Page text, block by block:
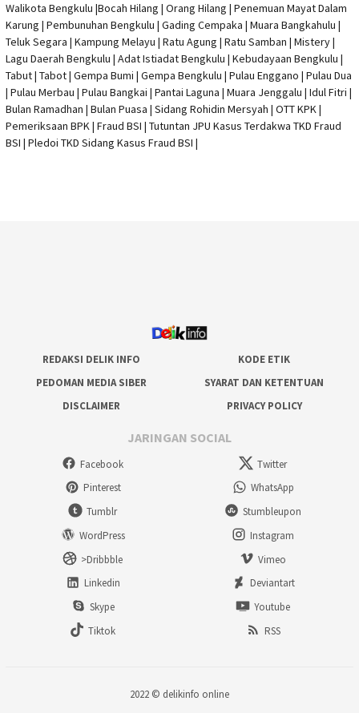
Walikota Bengkulu |Bocah Hilang | Orang Hilang | Penemuan Mayat Dalam
Karung | Pembunuhan Bengkulu | Gading Cempaka | Muara Bangkahulu |
Teluk Segara | Kampung Melayu | Ratu Agung | Ratu Samban | Mistery |
Lagu Daerah Bengkulu | Adat Istiadat Bengkulu | Kebudayaan Bengkulu |
Tabut | Tabot | Gempa Bumi | Gempa Bengkulu | Pulau Enggano | Pulau Dua
| Pulau Merbau | Pulau Bangkai | Pantai Laguna | Muara Jenggalu | Idul Fitri |
Bulan Ramadhan | Bulan Puasa | Sidang Rohidin Mersyah | OTT KPK|
Pemeriksaan BPK | Fraud BSI | Tutuntan JPU Kasus Terdakwa TKD Fraud
BSI | Pledoi TKD Sidang Kasus Fraud BSI |
REDAKSI DELIK INFO
KODE ETIK
PEDOMAN MEDIA SIBER
SYARAT DAN KETENTUAN
DISCLAIMER
PRIVACY POLICY
JARINGAN SOCIAL
Facebook
Twitter
Pinterest
WhatsApp
Tumblr
Stumbleupon
WordPress
Instagram
>Dribbble
Vimeo
Linkedin
Deviantart
Skype
Youtube
Tiktok
RSS
2022 © delikinfo online